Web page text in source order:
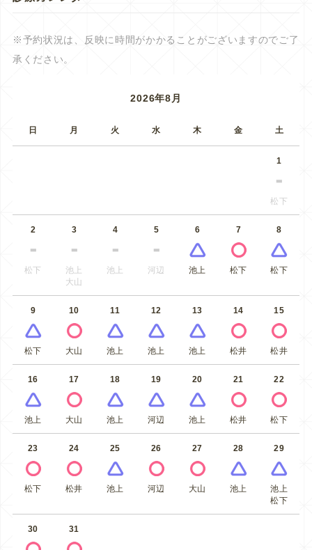
※予約状況は、反映に時間がかかることがございますのでご了
承ください。
2026年8月
日 月 火 水 木 金 土
1
松下
2
松下
3
池上
大山
4
池上
5
河辺
6
池上
7
松下
8
松下
9
松下
10
大山
11
池上
12
池上
13
池上
14
松井
15
松井
16
池上
17
大山
18
池上
19
河辺
20
池上
21
松井
22
松下
23
松下
24
松井
25
池上
26
河辺
27
大山
28
池上
29
池上
松下
30 31